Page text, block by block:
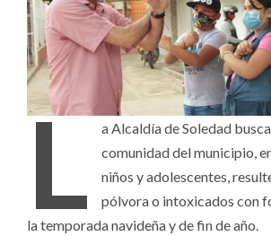
L
a Alcaldía de Soledad
comunidad del municipio,
niños y adolescentes,
pólvora o intoxicados con
la temporada navideña y de fin de año.